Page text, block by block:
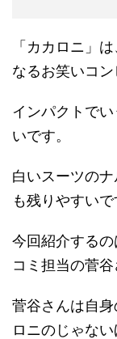
「カカロニ」
なるお笑いコン
インパクトで
いです。
白いスーツの
も残りやすいで
今回紹介する
コミ担当の菅谷
菅谷さんは自
ロニのじゃな